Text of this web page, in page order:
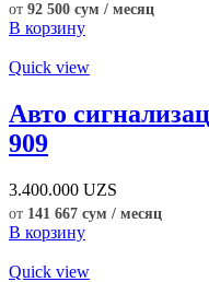
от 92 500 сум / месяц
В корзину
Quick view
Авто
909
3.400.000 UZS
от 141 667 сум / месяц
В корзину
Quick view